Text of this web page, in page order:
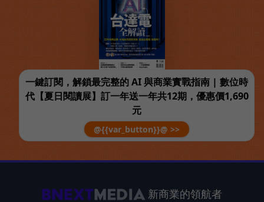
一鍵訂閱，解鎖最完整的 AI 與商業實戰指南 | 數位時
代【夏日閱讀展】訂一年送一年共12期，優惠價1,690
元
@{{var_button}}@ >>
新商業的領航者